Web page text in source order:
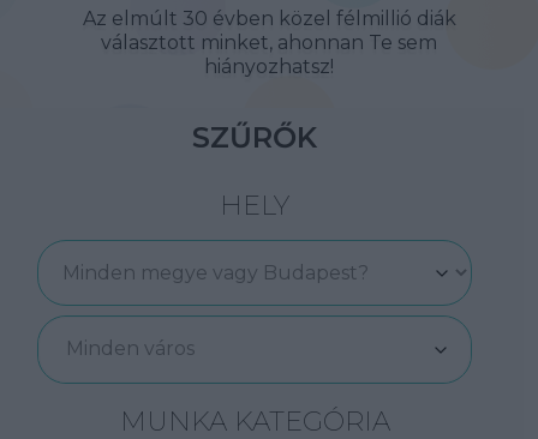
Az elmúlt 30 évben közel félmillió diák
választott minket, ahonnan Te sem
hiányozhatsz!
SZŰRŐK
HELY
Minden város
MUNKA KATEGÓRIA